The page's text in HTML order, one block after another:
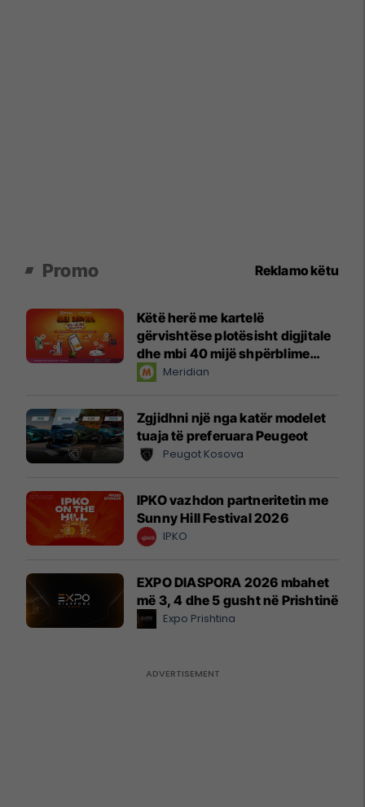
Promo Reklamo këtu
Këtë herë me kartelë
gërvishtëse plotësisht digjitale
dhe mbi 40 mijë shpërblime
instant!Meridian
Zgjidhni një nga katër modelet
tuaja të preferuara Peugeot
Peugot Kosova
IPKO vazhdon partneritetin me
Sunny Hill Festival 2026
IPKO
EXPO DIASPORA 2026 mbahet
më 3, 4 dhe 5 gusht në Prishtinë
Expo Prishtina